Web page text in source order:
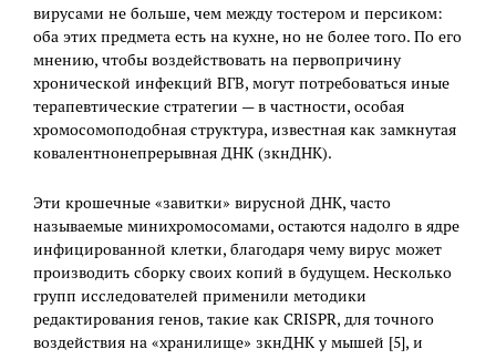
вирусами не больше, чем между тостером и персиком:
оба этих предмета есть на кухне, но не более того. По его
мнению, чтобы воздействовать на первопричину
хронической инфекций ВГВ, могут потребоваться иные
терапевтические стратегии — в частности, особая
хромосомоподобная структура, известная как замкнутая
ковалентнонепрерывная ДНК (зкнДНК).
Эти крошечные «завитки» вирусной ДНК, часто
называемые минихромосомами, остаются надолго в ядре
инфицированной клетки, благодаря чему вирус может
производить сборку своих копий в будущем. Несколько
групп исследователей применили методики
редактирования генов, такие как CRISPR, для точного
воздействия на «хранилище» зкнДНК у мышей [5], и